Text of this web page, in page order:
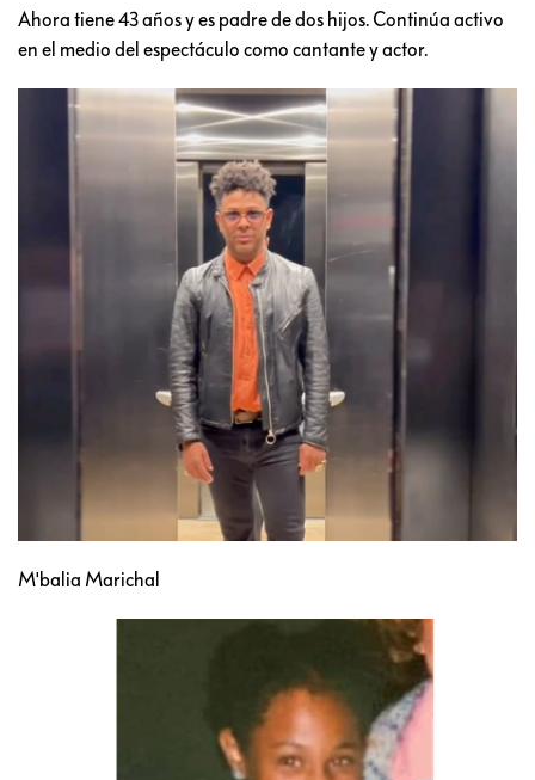
Ahora tiene 43 años y es padre de dos hijos. Continúa activo
en el medio del espectáculo como cantante y actor.
M'balia Marichal